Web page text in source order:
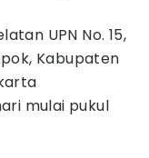
UPN No. 15,
Kabupaten
mulai pukul